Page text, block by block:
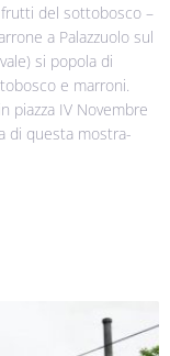
frutti del sottobosco –
a Palazzuolo sul
si popola di
e marroni.
piazza IV Novembre
di questa mostra-